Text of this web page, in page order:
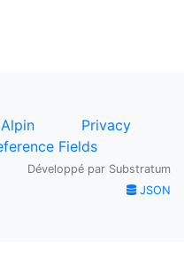
Privacy
Fields
Développé par Substratum
JSON